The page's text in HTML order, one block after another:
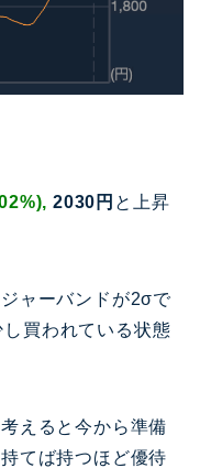
2030円 と上昇
ャーバンドが2σで
買われている状態
えると今から準備
てば持つほど優待